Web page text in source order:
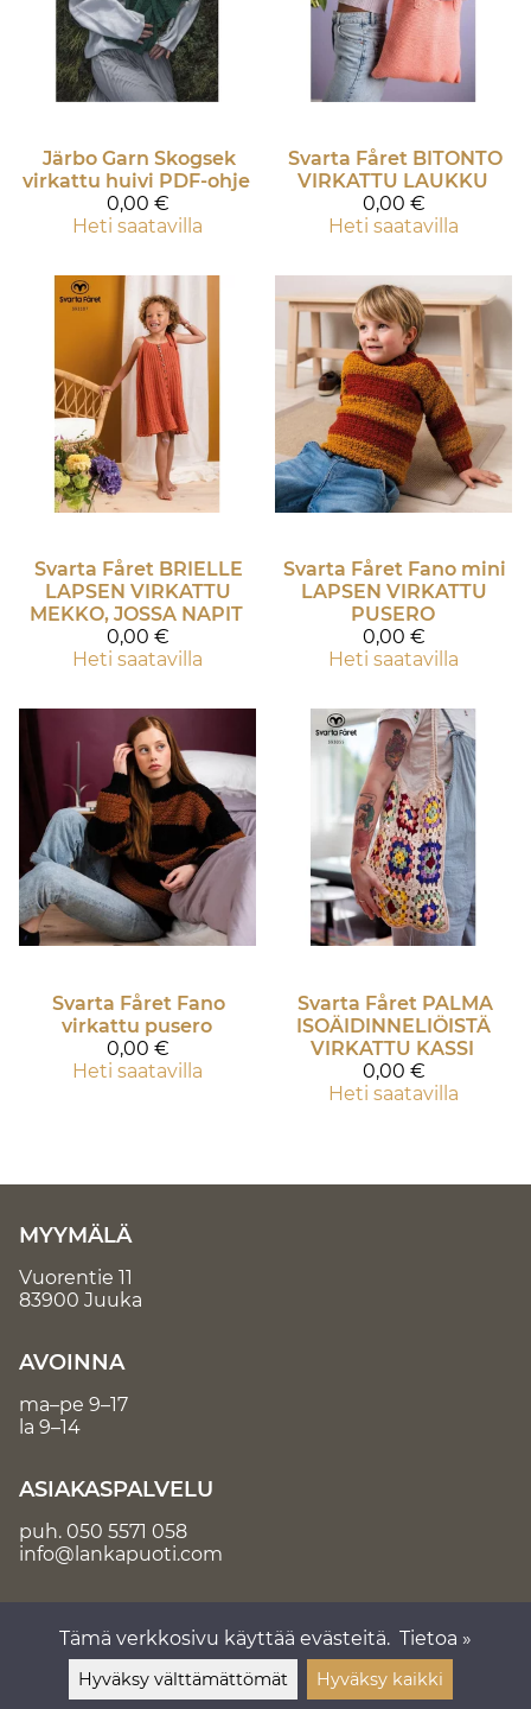
Järbo Garn Skogsek
virkattu huivi PDF-ohje
0,00 €
Heti saatavilla
Svarta Fåret BITONTO
VIRKATTU LAUKKU
0,00 €
Heti saatavilla
Svarta Fåret BRIELLE
LAPSEN VIRKATTU
MEKKO, JOSSA NAPIT
0,00 €
Heti saatavilla
Svarta Fåret Fano mini
LAPSEN VIRKATTU
PUSERO
0,00 €
Heti saatavilla
Svarta Fåret Fano
virkattu pusero
0,00 €
Heti saatavilla
Svarta Fåret PALMA
ISOÄIDINNELIÖISTÄ
VIRKATTU KASSI
0,00 €
Heti saatavilla
MYYMÄLÄ
Vuorentie 11
83900 Juuka
AVOINNA
ma–pe 9–17
la 9–14
ASIAKASPALVELU
puh. 050 5571 058
info@lankapuoti.com
Tämä verkkosivu käyttää evästeitä. Tietoa »
Hyväksy välttämättömät Hyväksy kaikki